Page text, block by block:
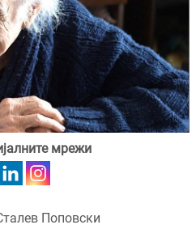
мрежи
Поповски